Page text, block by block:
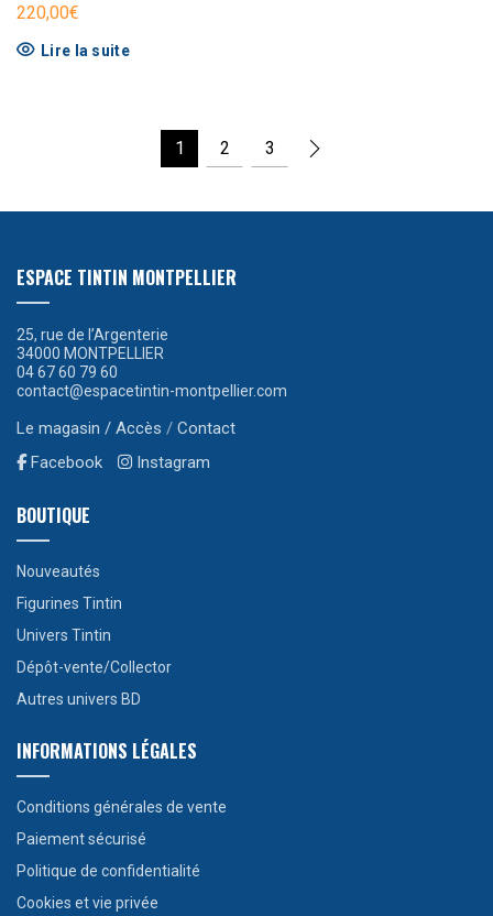
220,00€
Lire la suite
1 2 3
ESPACE TINTIN MONTPELLIER
25, rue de l’Argenterie
34000 MONTPELLIER
04 67 60 79 60
contact@espacetintin-montpellier.com
Le magasin / Accès / Contact
Facebook
Instagram
BOUTIQUE
Nouveautés
Figurines Tintin
Univers Tintin
Dépôt-vente/Collector
Autres univers BD
INFORMATIONS LÉGALES
Conditions générales de vente
Paiement sécurisé
Politique de confidentialité
Cookies et vie privée